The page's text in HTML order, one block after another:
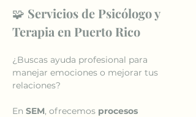
🧩 Servicios de Psicólogo y
Terapia en Puerto Rico
¿Buscas ayuda profesional para
manejar emociones o mejorar tus
relaciones?
En SEM, ofrecemos procesos